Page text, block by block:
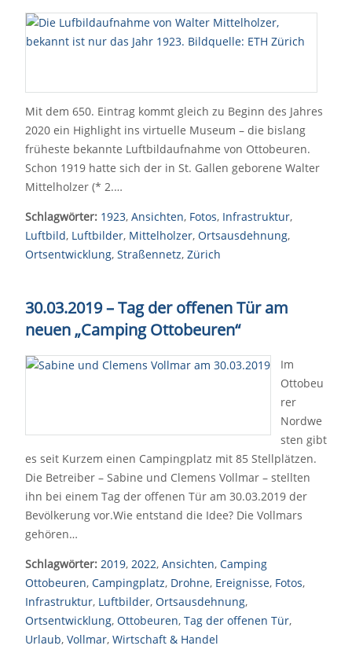
Mit dem 650. Eintrag kommt gleich zu Beginn des Jahres
2020 ein Highlight ins virtuelle Museum – die bislang
früheste bekannte Luftbildaufnahme von Ottobeuren.
Schon 1919 hatte sich der in St. Gallen geborene Walter
Mittelholzer (* 2.…
Schlagwörter: 1923, Ansichten, Fotos, Infrastruktur,
Luftbild, Luftbilder, Mittelholzer, Ortsausdehnung,
Ortsentwicklung, Straßennetz, Zürich
30.03.2019 – Tag der offenen Tür am
neuen „Camping Ottobeuren“
Im
Ottobeu
rer
Nordwe
sten gibt
es seit Kurzem einen Campingplatz mit 85 Stellplätzen.
Die Betreiber – Sabine und Clemens Vollmar – stellten
ihn bei einem Tag der offenen Tür am 30.03.2019 der
Bevölkerung vor.Wie entstand die Idee? Die Vollmars
gehören…
Schlagwörter: 2019, 2022, Ansichten, Camping
Ottobeuren, Campingplatz, Drohne, Ereignisse, Fotos,
Infrastruktur, Luftbilder, Ortsausdehnung,
Ortsentwicklung, Ottobeuren, Tag der offenen Tür,
Urlaub, Vollmar, Wirtschaft & Handel